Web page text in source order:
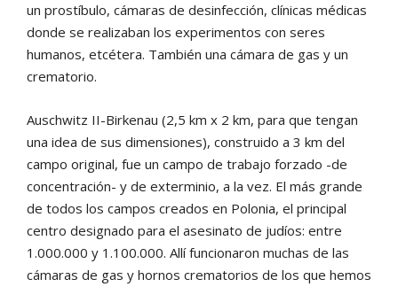
un prostíbulo, cámaras de desinfección, clínicas médicas
donde se realizaban los experimentos con seres
humanos, etcétera. También una cámara de gas y un
crematorio.
Auschwitz II-Birkenau (2,5 km x 2 km, para que tengan
una idea de sus dimensiones), construido a 3 km del
campo original, fue un campo de trabajo forzado -de
concentración- y de exterminio, a la vez. El más grande
de todos los campos creados en Polonia, el principal
centro designado para el asesinato de judíos: entre
1.000.000 y 1.100.000. Allí funcionaron muchas de las
cámaras de gas y hornos crematorios de los que hemos